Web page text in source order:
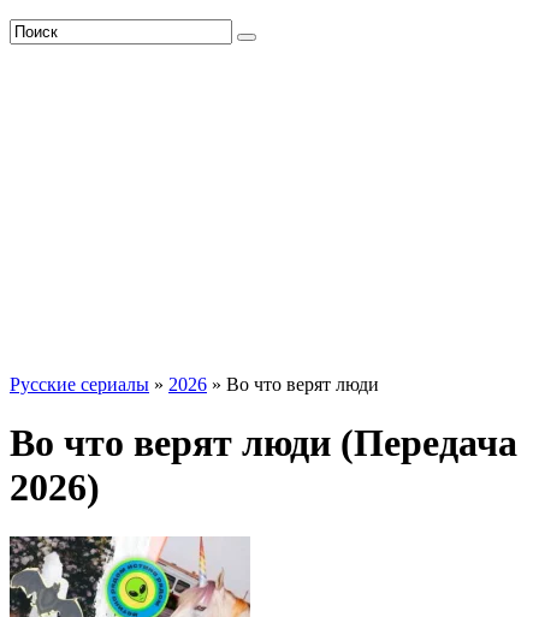
Русские сериалы » 2026 » Во что верят люди
Во что верят люди (Передача
2026)